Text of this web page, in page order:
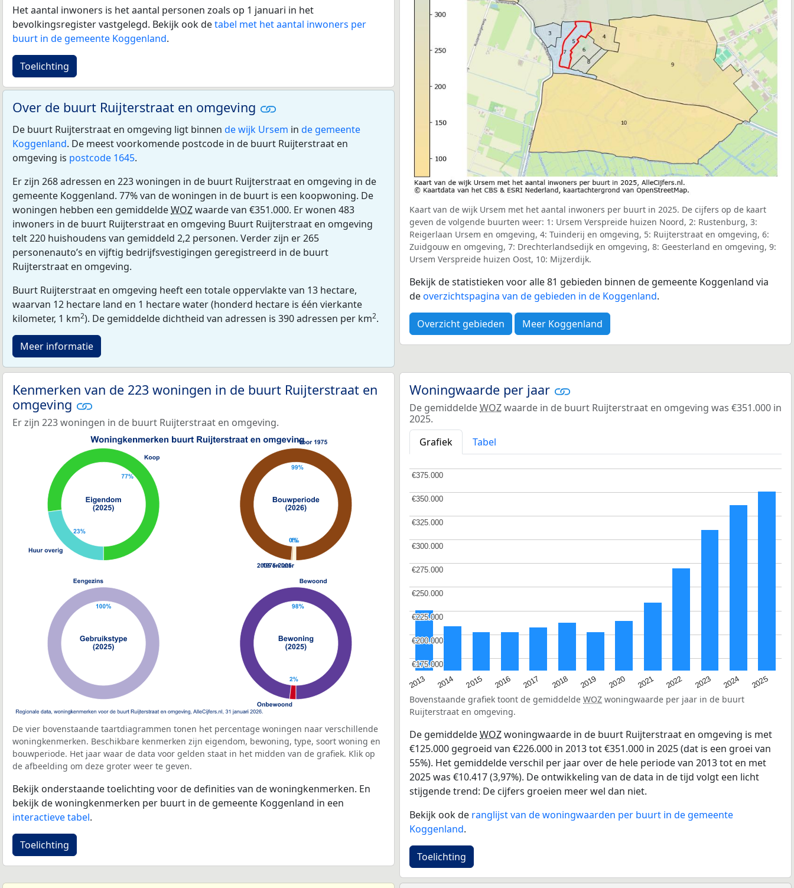
Het aantal inwoners is het aantal personen zoals op 1 januari in het
bevolkingsregister vastgelegd. Bekijk ook detabel met het aantal inwoners per
buurt in de gemeente Koggenland.
Toelichting
Over de buurt Ruijterstraat en omgeving
De buurt Ruijterstraat en omgeving ligt binnen de wijk Ursem in de gemeente
Koggenland. De meest voorkomende postcode in de buurt Ruijterstraat en
omgeving is postcode 1645.
Er zijn 268 adressen en 223 woningen in de buurt Ruijterstraat en omgeving in de
gemeente Koggenland. 77% van de woningen in de buurt is een koopwoning. De
woningen hebben een gemiddeldeWOZwaarde van €351.000. Er wonen 483
inwoners in de buurt Ruijterstraat en omgeving Buurt Ruijterstraat en omgeving
telt 220 huishoudens van gemiddeld 2,2 personen. Verder zijn er 265
personenauto’s en vijftig bedrijfsvestigingen geregistreerd in de buurt
Ruijterstraat en omgeving.
Buurt Ruijterstraat en omgeving heeft een totale oppervlakte van 13 hectare,
waarvan 12 hectare land en 1 hectare water (honderd hectare is één vierkante
kilometer, 1 km2). De gemiddelde dichtheid van adressen is 390 adressen per km2.
Meer informatie
Kaart van de wijk Ursem met het aantal inwoners per buurt in 2025. De cijfers op de kaart
geven de volgende buurten weer: 1: Ursem Verspreide huizen Noord, 2: Rustenburg, 3:
Reigerlaan Ursem en omgeving, 4: Tuinderij en omgeving, 5: Ruijterstraat en omgeving, 6:
Zuidgouw en omgeving, 7: Drechterlandsedijk en omgeving, 8: Geesterland en omgeving, 9:
Ursem Verspreide huizen Oost, 10: Mijzerdijk.
Bekijk de statistieken voor alle 81 gebieden binnen de gemeente Koggenland via
deoverzichtspagina van de gebieden in de Koggenland.
Overzicht gebieden Meer Koggenland
Kenmerken van de 223 woningen in de buurt Ruijterstraat en
omgeving
Er zijn 223 woningen in de buurt Ruijterstraat en omgeving.
De vier bovenstaande taartdiagrammen tonen het percentage woningen naar verschillende
woningkenmerken. Beschikbare kenmerken zijn eigendom, bewoning, type, soort woning en
bouwperiode. Het jaar waar de data voor gelden staat in het midden van de grafiek. Klik op
de afbeelding om deze groter weer te geven.
Bekijk onderstaande toelichting voor de definities van de woningkenmerken. En
bekijk de woningkenmerken per buurt in de gemeente Koggenland in een
interactieve tabel.
Toelichting
Woningwaarde per jaar
De gemiddeldeWOZwaarde in de buurt Ruijterstraat en omgeving was €351.000 in
2025.
Grafiek
Tabel
2013 2014 2015 2016 2017 2018 2019 2020 2021 2022 2023 2024 2025
€175.000
€175.000
€200.000
€200.000
€225.000
€225.000
€250.000
€250.000
€275.000
€275.000
€300.000
€300.000
€325.000
€325.000
€350.000
€350.000
€375.000
€375.000
Bovenstaande grafiek toont de gemiddelde WOZ woningwaarde per jaar in de buurt
Ruijterstraat en omgeving.
De gemiddeldeWOZwoningwaarde in de buurt Ruijterstraat en omgeving is met
€125.000 gegroeid van €226.000 in 2013 tot €351.000 in 2025 (dat is een groei van
55%). Het gemiddelde verschil per jaar over de hele periode van 2013 tot en met
2025 was €10.417 (3,97%). De ontwikkeling van de data in de tijd volgt een licht
stijgende trend: De cijfers groeien meer wel dan niet.
Bekijk ook de ranglijst van de woningwaarden per buurt in de gemeente
Koggenland.
Toelichting